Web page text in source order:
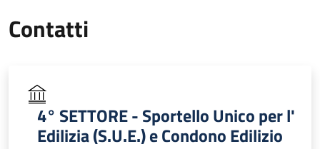
Contatti
4° SETTORE - Sportello Unico per l'
Edilizia (S.U.E.) e Condono Edilizio